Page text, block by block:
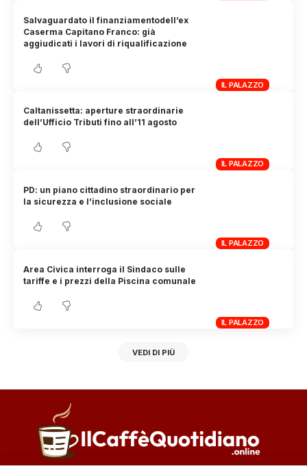
IL PALAZZO
Salvaguardato il finanziamentodell’ex
Caserma Capitano Franco: già
aggiudicati i lavori di riqualificazione
IL PALAZZO
Caltanissetta: aperture straordinarie
dell’Ufficio Tributi fino all’11 agosto
IL PALAZZO
PD: un piano cittadino straordinario per
la sicurezza e l’inclusione sociale
IL PALAZZO
Area Civica interroga il Sindaco sulle
tariffe e i prezzi della Piscina comunale
VEDI DI PIÙ